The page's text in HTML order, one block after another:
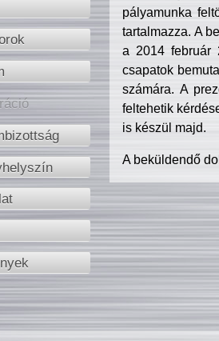
pályamunka
tartalmazza. A
a 2014 február
csapatok
számára. A
feltehetik
is készül majd.
A beküldendő